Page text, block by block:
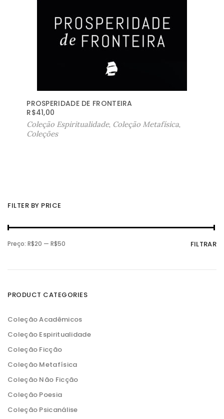
PROSPERIDADE DE FRONTEIRA
R$41,00
Coleção Espiritualidade, Coleção Metafísica,
Coleções
FILTER BY PRICE
P
r
o
n
i
P
r
o
x
i
FILTRAR
Preço: R$20 — R$50
PRODUCT CATEGORIES
Coleção Acadêmicos
Coleção Espiritualidade
Coleção Ficção
Coleção Metafísica
Coleção Não Ficção
Coleção Poesia
Coleção Psicanálise